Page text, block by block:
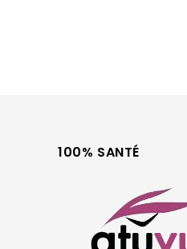
100% SANTÉ